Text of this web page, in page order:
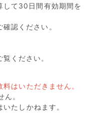
して30日間有効期間を
確認ください。
覧ください。
はいただきません。
。
たしかねます。